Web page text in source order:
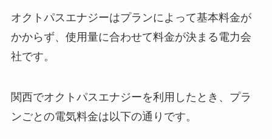
オクトパスエナジーはプランによって基本料金が
かからず、使用量に合わせて料金が決まる電力会
社です。
関西でオクトパスエナジーを利用したとき、プラ
ンごとの電気料金は以下の通りです。